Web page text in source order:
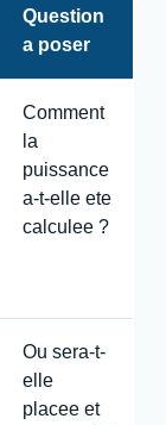
Question
a poser
Comment
la
puissance
a-t-elle ete
calculee ?
Ou sera-t-
elle
placee et